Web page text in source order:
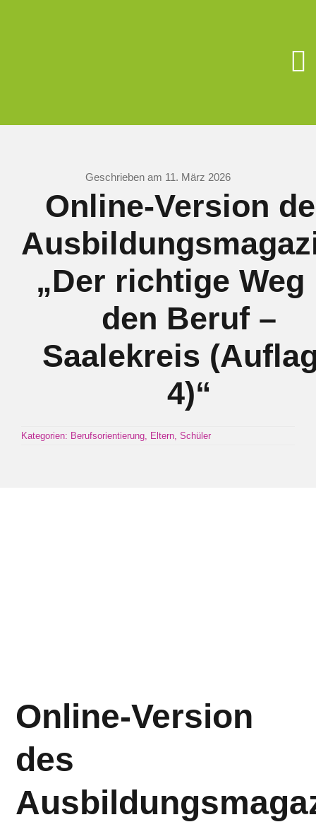
Förderverein
Schüler/
Kontakt
Geschrieben am 11. März 2026
Online-Version
„Der richtige Weg
den Beruf –
Saalekreis
4)“
Kategorien: Berufsorientierung Eltern Schüler
Online-Version
des